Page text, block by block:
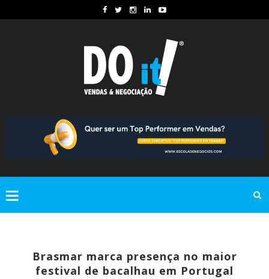
Brasmar marca presença no maior
festival de bacalhau em Portugal